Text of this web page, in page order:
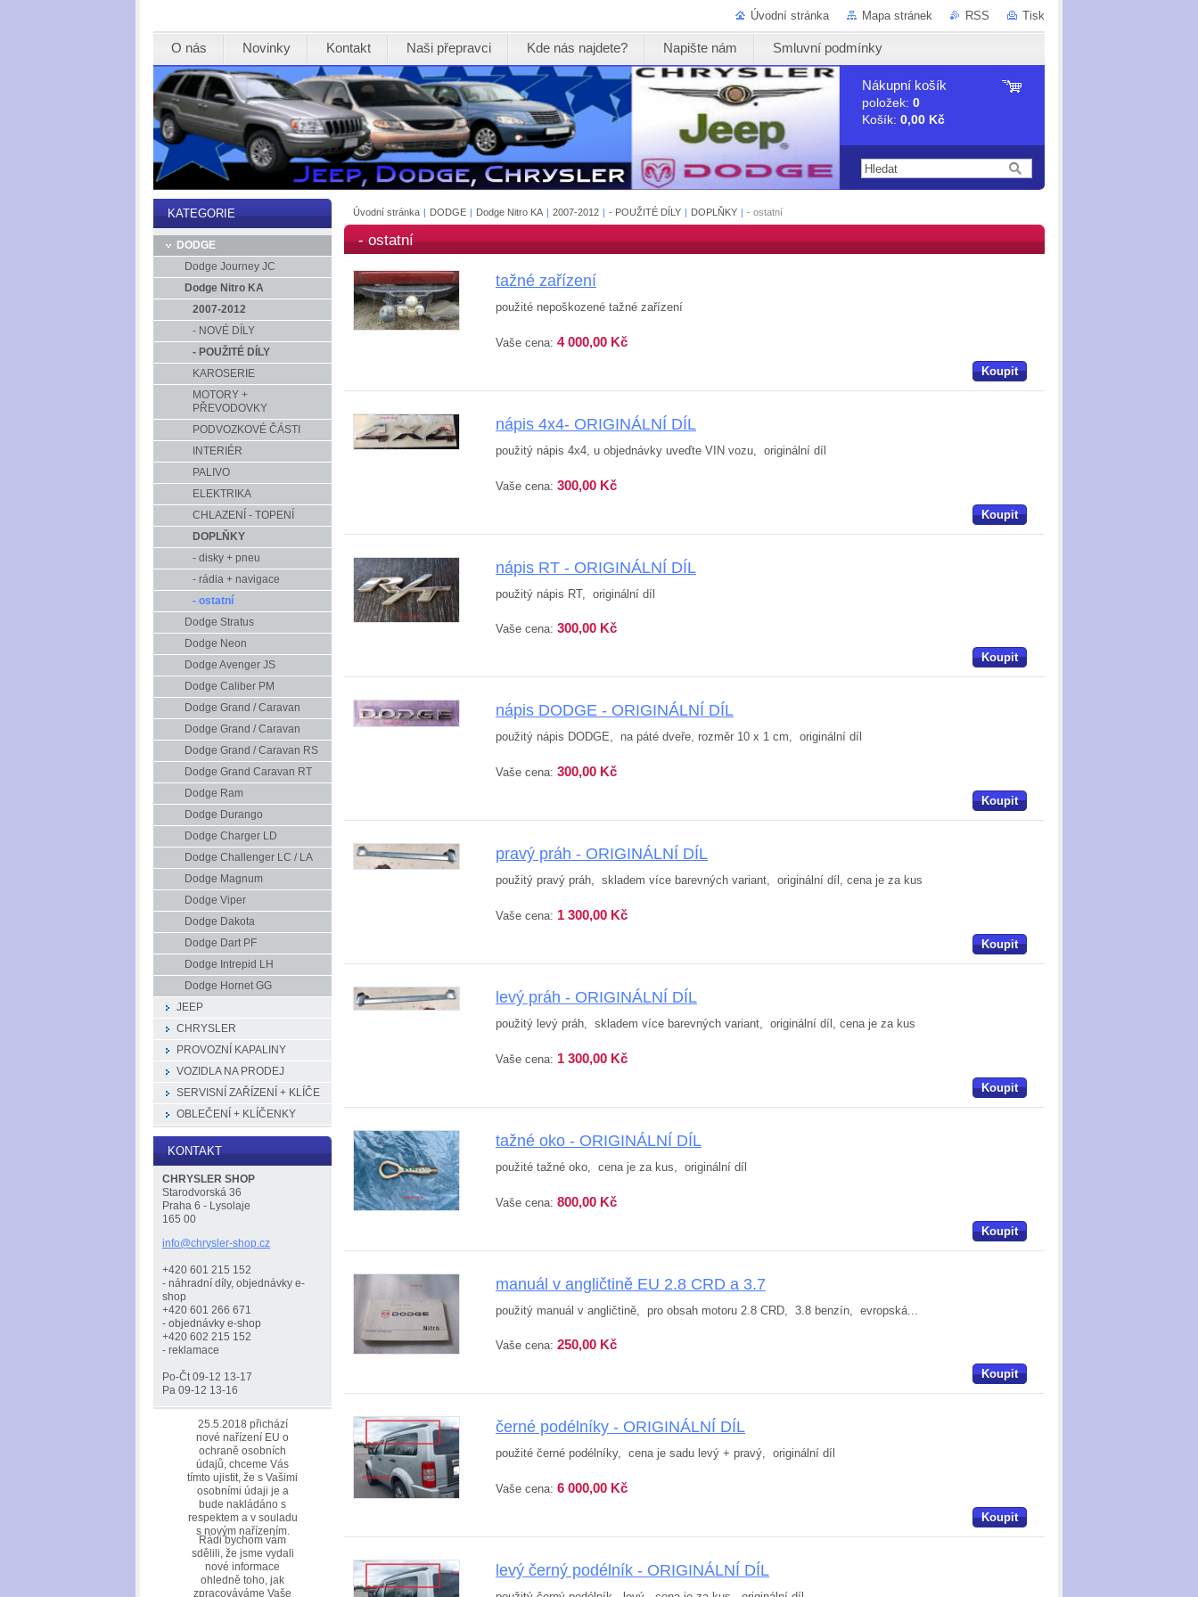
Úvodní stránka Mapa stránek RSS Tisk
O nás Novinky Kontakt Naši přepravci Kde nás najdete? Napište nám Smluvní podmínky
Nákupní košík
položek: 0
Košík: 0,00 Kč
Úvodní stránka | DODGE | Dodge Nitro KA | 2007-2012 | - POUŽITÉ DÍLY | DOPLŇKY | - ostatní
- ostatní
tažné zařízení
použité nepoškozené tažné zařízení
Vaše cena: 4 000,00 Kč
Koupit
nápis 4x4- ORIGINÁLNÍ DÍL
použitý nápis 4x4, u objednávky uveďte VIN vozu, originální díl
Vaše cena: 300,00 Kč
Koupit
nápis RT - ORIGINÁLNÍ DÍL
použitý nápis RT, originální díl
Vaše cena: 300,00 Kč
Koupit
nápis DODGE - ORIGINÁLNÍ DÍL
použitý nápis DODGE, na páté dveře, rozměr 10 x 1 cm, originální díl
Vaše cena: 300,00 Kč
Koupit
pravý práh - ORIGINÁLNÍ DÍL
použitý pravý práh, skladem více barevných variant, originální díl, cena je za kus
Vaše cena: 1 300,00 Kč
Koupit
levý práh - ORIGINÁLNÍ DÍL
použitý levý práh, skladem více barevných variant, originální díl, cena je za kus
Vaše cena: 1 300,00 Kč
Koupit
tažné oko - ORIGINÁLNÍ DÍL
použité tažné oko, cena je za kus, originální díl
Vaše cena: 800,00 Kč
Koupit
manuál v angličtině EU 2.8 CRD a 3.7
použitý manuál v angličtině, pro obsah motoru 2.8 CRD, 3.8 benzín, evropská...
Vaše cena: 250,00 Kč
Koupit
černé podélníky - ORIGINÁLNÍ DÍL
použité černé podélníky, cena je sadu levý + pravý, originální díl
Vaše cena: 6 000,00 Kč
Koupit
levý černý podélník - ORIGINÁLNÍ DÍL
KATEGORIE
DODGE
Dodge Journey JC
Dodge Nitro KA
2007-2012
- NOVÉ DÍLY
- POUŽITÉ DÍLY
KAROSERIE
MOTORY +
PŘEVODOVKY
PODVOZKOVÉ ČÁSTI
INTERIÉR
PALIVO
ELEKTRIKA
CHLAZENÍ - TOPENÍ
DOPLŇKY
- disky + pneu
- rádia + navigace
- ostatní
Dodge Stratus
Dodge Neon
Dodge Avenger JS
Dodge Caliber PM
Dodge Grand / Caravan
Dodge Grand / Caravan
Dodge Grand / Caravan RS
Dodge Grand Caravan RT
Dodge Ram
Dodge Durango
Dodge Charger LD
Dodge Challenger LC / LA
Dodge Magnum
Dodge Viper
Dodge Dakota
Dodge Dart PF
Dodge Intrepid LH
Dodge Hornet GG
JEEP
CHRYSLER
PROVOZNÍ KAPALINY
VOZIDLA NA PRODEJ
SERVISNÍ ZAŘÍZENÍ + KLÍČE
OBLEČENÍ + KLÍČENKY
KONTAKT
CHRYSLER SHOP
Starodvorská 36
Praha 6 - Lysolaje
165 00
info@chrysler-shop.cz
+420 601 215 152
- náhradní díly, objednávky e-
shop
+420 601 266 671
- objednávky e-shop
+420 602 215 152
- reklamace
Po-Čt 09-12 13-17
Pa 09-12 13-16
25.5.2018 přichází
nové nařízení EU o
ochraně osobních
údajů, chceme Vás
tímto ujistit, že s Vašimi
osobními údaji je a
bude nakládáno s
respektem a v souladu
s novým nařízením.
Rádi bychom vám
sdělili, že jsme vydali
nové informace
ohledně toho, jak
zpracováváme Vaše